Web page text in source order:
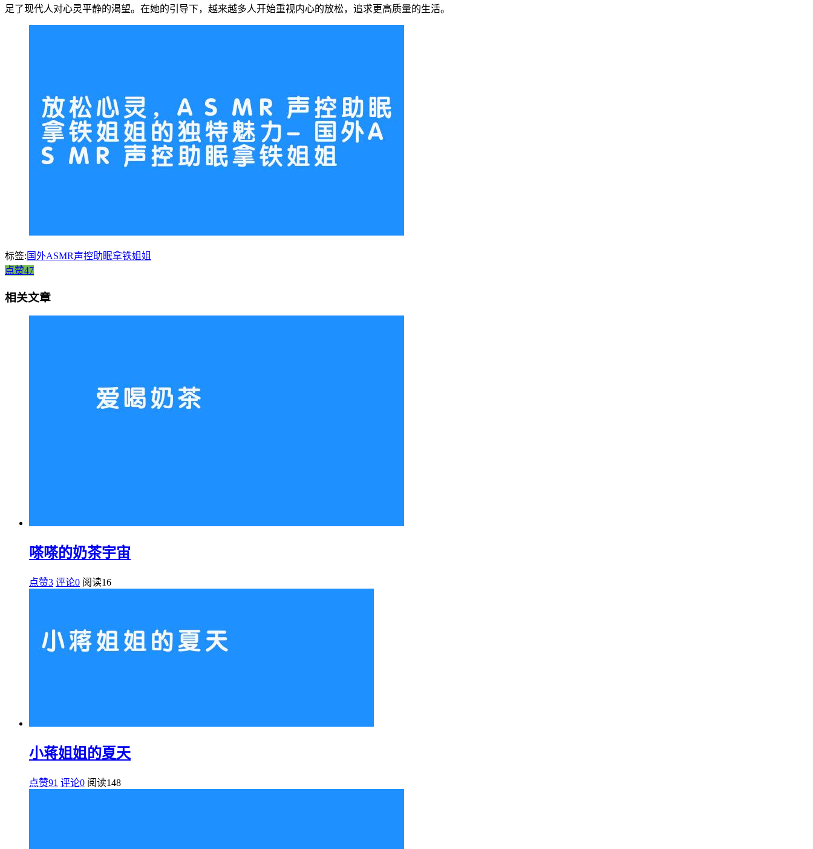
足了现代人对心灵平静的渴望。在她的引导下，越来越多人开始重视内心的放松，追求更高质量的生活。
标签: 国外ASMR声控助眠拿铁姐姐
点赞47
相关文章
嗏嗏的奶茶宇宙
点赞3 评论0 阅读16
小蒋姐姐的夏天
点赞91 评论0 阅读148